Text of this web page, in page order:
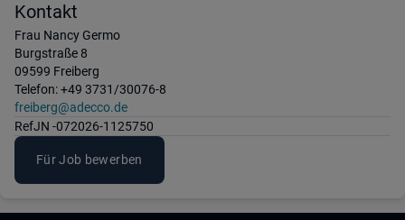
Kontakt
Frau Nancy Germo
Burgstraße 8
09599 Freiberg
Telefon: +49 3731/30076-8
freiberg@adecco.de
RefJN -072026-1125750
Für Job bewerben